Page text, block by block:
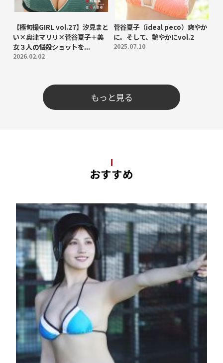
【極旬撮GIRL vol.27】汐見まと
い×奥津マリリ×菅谷夏子＋美
女３人の悩殺ショットを...
2026.02.02
菅谷夏子（ideal peco）爽やか
に。そして、艶やかにvol.2
2025.07.10
もっと見る
おすすめ